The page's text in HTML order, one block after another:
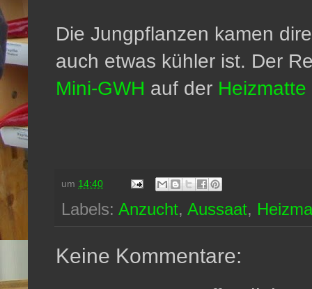
Die Jungpflanzen kamen
auch etwas kühler ist. Der
Mini-GWH auf der Heizmatte
um 14:40
Labels: Anzucht, Aussaat,
Keine Kommentare: